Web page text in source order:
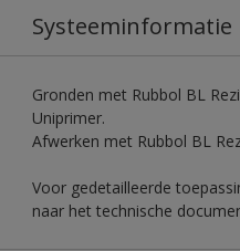
Systeeminformatie
Gronden met Rubbol BL
Uniprimer.
Afwerken met Rubbol BL
Voor gedetailleerde
naar het technische